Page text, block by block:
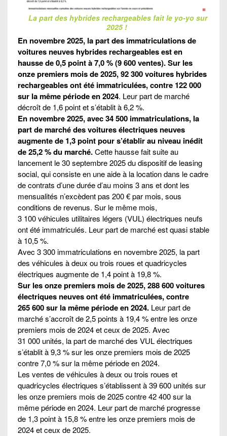
La part des hybrides rechargeables fait le yo-yo sur
2025 !
En novembre 2025, la part des immatriculations de
voitures neuves hybrides rechargeables est en
hausse de 0,5 point à 7,0 % (9 600 ventes). Sur les
onze premiers mois de 2025, 92 300 voitures hybrides
rechargeables ont été immatriculées, contre 122 000
sur la même période en 2024. Leur part de marché
décroît de 1,6 point et s’établit à 6,2 %.
En novembre 2025, avec 34 500 immatriculations, la
part de marché des voitures électriques neuves
augmente de 1,3 point pour s’établir au niveau inédit
de 25,2 % du marché.Cette hausse fait suite au
lancement le 30 septembre 2025 du dispositif de leasing
social, qui consiste en une aide à la location dans le cadre
de contrats d’une durée d’au moins 3 ans et dont les
mensualités n’excèdent pas 200 € par mois, sous
conditions de revenus. Sur le même mois,
3 100 véhicules utilitaires légers (VUL) électriques neufs
ont été immatriculés. Leur part de marché est quasi stable
à 10,5 %.
Avec 3 300 immatriculations en novembre 2025, la part
des véhicules à deux ou trois roues et quadricycles
électriques augmente de 1,4 point à 19,8 %.
Sur les onze premiers mois de 2025, 288 600 voitures
électriques neuves ont été immatriculées, contre
265 600 sur la même période en 2024. Leur part de
marché s’accroît de 2,5 points à 19,4 % entre les onze
premiers mois de 2024 et ceux de 2025. Avec
31 000 unités, la part de marché des VUL électriques
s’établit à 9,3 % sur les onze premiers mois de 2025
contre 7,0 % sur la même période en 2024.
Les ventes de véhicules à deux ou trois roues et
quadricycles électriques s’établissent à 39 600 unités sur
les onze premiers mois de 2025 contre 42 400 sur la
même période en 2024. Leur part de marché progresse
de 1,3 point à 15,8 % entre les onze premiers mois de
2024 et ceux de 2025.